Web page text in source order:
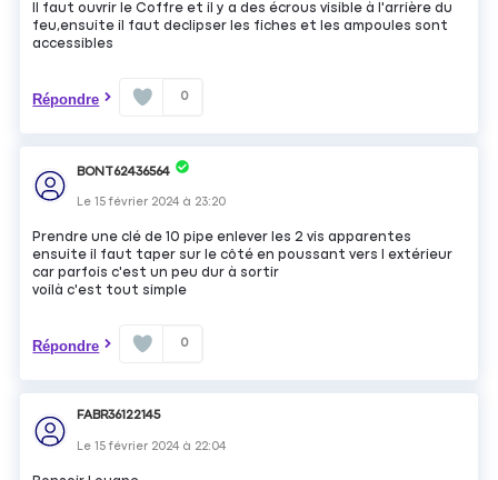
Il faut ouvrir le Coffre et il y a des écrous visible à l'arrière du
feu,ensuite il faut declipser les fiches et les ampoules sont
accessibles
Répondre 0
BONT62436564
Le15 février 2024 à 23:20
Prendre une clé de 10 pipe enlever les 2 vis apparentes
ensuite il faut taper sur le côté en poussant vers l extérieur
car parfois c'est un peu dur à sortir
voilà c'est tout simple
Répondre 0
FABR36122145
Le15 février 2024 à 22:04